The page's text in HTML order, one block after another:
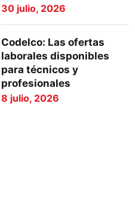
30 julio, 2026
Codelco: Las ofertas
laborales disponibles
para técnicos y
profesionales
8 julio, 2026